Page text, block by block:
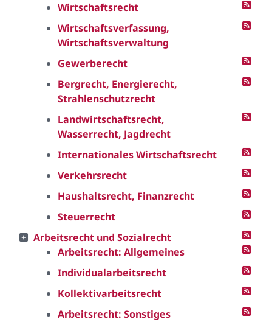
Wirtschaftsrecht
Wirtschaftsverfassung,
Wirtschaftsverwaltung
Gewerberecht
Bergrecht, Energierecht,
Strahlenschutzrecht
Landwirtschaftsrecht,
Wasserrecht, Jagdrecht
Internationales Wirtschaftsrecht
Verkehrsrecht
Haushaltsrecht, Finanzrecht
Steuerrecht
Arbeitsrecht und Sozialrecht
Arbeitsrecht: Allgemeines
Individualarbeitsrecht
Kollektivarbeitsrecht
Arbeitsrecht: Sonstiges